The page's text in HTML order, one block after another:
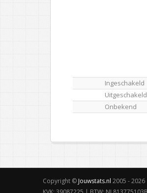
Ingeschakeld
Uitgeschakeld
Onbekend
Copyright © Jouwstats.nl 2005 -